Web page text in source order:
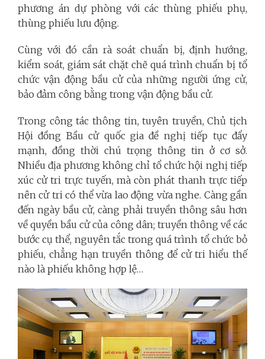
phương án dự phòng với các thùng phiếu phụ,
thùng phiếu lưu động.
Cùng với đó cần rà soát chuẩn bị, định hướng,
kiểm soát, giám sát chặt chẽ quá trình chuẩn bị tổ
chức vận động bầu cử của những người ứng cử,
bảo đảm công bằng trong vận động bầu cử.
Trong công tác thông tin, tuyên truyền, Chủ tịch
Hội đồng Bầu cử quốc gia đề nghị tiếp tục đẩy
mạnh, đồng thời chú trọng thông tin ở cơ sở.
Nhiều địa phương không chỉ tổ chức hội nghị tiếp
xúc cử tri trực tuyến, mà còn phát thanh trực tiếp
nên cử tri có thể vừa lao động vừa nghe. Càng gần
đến ngày bầu cử, càng phải truyền thông sâu hơn
về quyền bầu cử của công dân; truyền thông về các
bước cụ thể, nguyên tắc trong quá trình tổ chức bỏ
phiếu, chẳng hạn truyền thông để cử tri hiểu thế
nào là phiếu không hợp lệ…